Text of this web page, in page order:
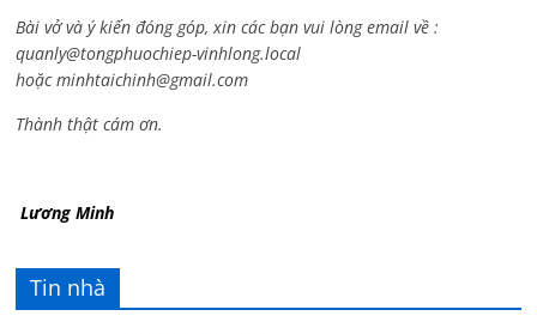
Bài vở và ý kiến đóng góp, xin các bạn vui lòng email về :
quanly@tongphuochiep-vinhlong.local
hoặcminhtaichinh@gmail.com
Thành thật cám ơn.
Lương Minh
Tin nhà